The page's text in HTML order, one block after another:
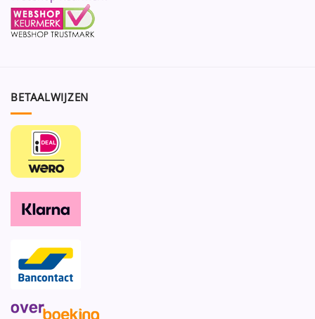
BETAALWIJZEN